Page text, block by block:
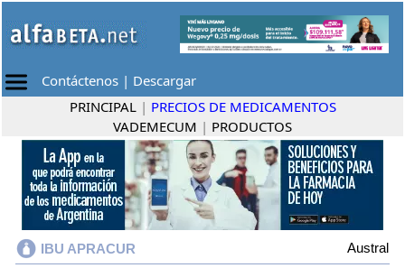
Contáctenos | Descargar
PRINCIPAL | PRECIOS DE MEDICAMENTOS
VADEMECUM | PRODUCTOS
IBU APRACUR
Austral